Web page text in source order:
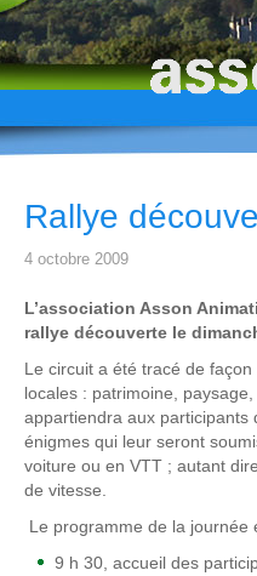
HISTOIRE
Rallye
4 octobre 2009
L’association Asson
rallye découverte le
Le circuit a été tracé de
locales : patrimoine,
appartiendra aux participants
énigmes qui leur seront
voiture ou en VTT ; autant
de vitesse.
Le programme de la journée
9 h 30, accueil des